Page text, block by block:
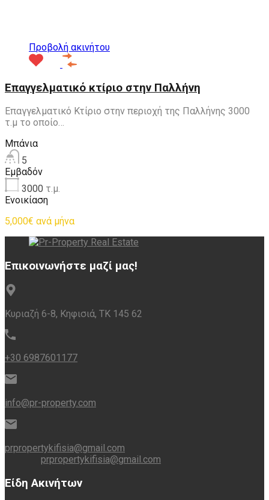
Προβολή ακινήτου
Επαγγελματικό κτίριο στην Παλλήνη
Επαγγελματικό Κτίριο στην περιοχή της Παλλήνης 3000
τ.μ το οποίο…
Μπάνια
5
Εμβαδόν
3000 τ.μ.
Ενοικίαση
5,000€ ανά μήνα
Επικοινωνήστε μαζί μας!
Κυριαζή 6-8, Κηφισιά, ΤΚ 145 62
+30 6987601177
info@pr-property.com
prpropertykifisia@gmail.com
prpropertykifisia@gmail.com
Είδη Ακινήτων